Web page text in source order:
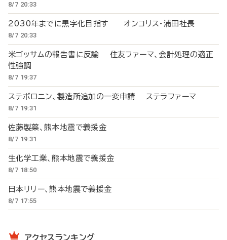
8/7 20:33
2030年までに黒字化目指す オンコリス・浦田社長
8/7 20:33
米ゴッサムの報告書に反論 住友ファーマ、会計処理の適正
性強調
8/7 19:37
ステボロニン、製造所追加の一変申請 ステラファーマ
8/7 19:31
佐藤製薬、熊本地震で義援金
8/7 19:31
生化学工業、熊本地震で義援金
8/7 18:50
日本リリー、熊本地震で義援金
8/7 17:55
アクセスランキング